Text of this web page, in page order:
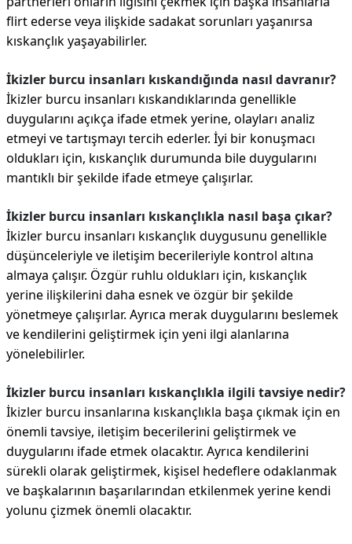
flirt ederse veya ilişkide sadakat sorunları yaşanırsa
kıskançlık yaşayabilirler.
İkizler burcu insanları kıskandığında nasıl davranır?
İkizler burcu insanları kıskandıklarında genellikle
duygularını açıkça ifade etmek yerine, olayları analiz
etmeyi ve tartışmayı tercih ederler. İyi bir konuşmacı
oldukları için, kıskançlık durumunda bile duygularını
mantıklı bir şekilde ifade etmeye çalışırlar.
İkizler burcu insanları kıskançlıkla nasıl başa çıkar?
İkizler burcu insanları kıskançlık duygusunu genellikle
düşünceleriyle ve iletişim becerileriyle kontrol altına
almaya çalışır. Özgür ruhlu oldukları için, kıskançlık
yerine ilişkilerini daha esnek ve özgür bir şekilde
yönetmeye çalışırlar. Ayrıca merak duygularını beslemek
ve kendilerini geliştirmek için yeni ilgi alanlarına
yönelebilirler.
İkizler burcu insanları kıskançlıkla ilgili tavsiye nedir?
İkizler burcu insanlarına kıskançlıkla başa çıkmak için en
önemli tavsiye, iletişim becerilerini geliştirmek ve
duygularını ifade etmek olacaktır. Ayrıca kendilerini
sürekli olarak geliştirmek, kişisel hedeflere odaklanmak
ve başkalarının başarılarından etkilenmek yerine kendi
yolunu çizmek önemli olacaktır.